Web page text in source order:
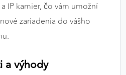
IP kamier, čo vám umožní
zariadenia do vášho
a výhody
relevantnú reklamu, a to na
sieťach tretích strán.
Google